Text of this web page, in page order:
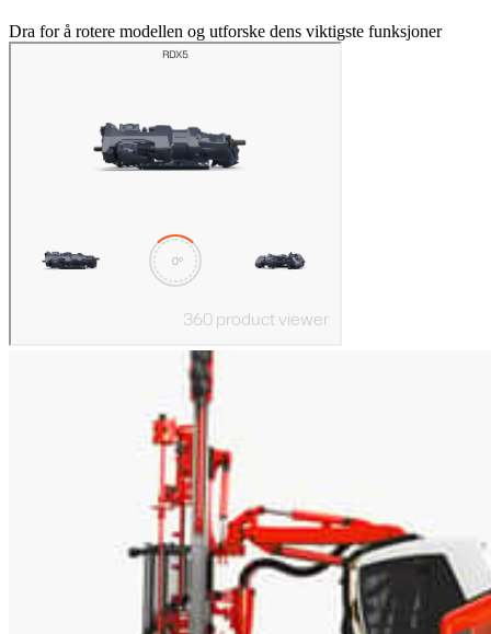
Dra for å rotere modellen og utforske dens viktigste funksjoner